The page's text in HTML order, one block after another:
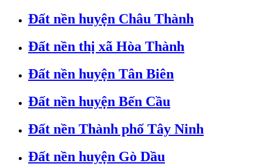
Đất nền huyện Châu Thành
Đất nền thị xã Hòa Thành
Đất nền huyện Tân Biên
Đất nền huyện Bến Cầu
Đất nền Thành phố Tây Ninh
Đất nền huyện Gò Dầu